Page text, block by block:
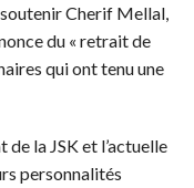
Cherif Mellal,
du « retrait de
qui ont tenu une
la JSK et l’actuelle
personnalités